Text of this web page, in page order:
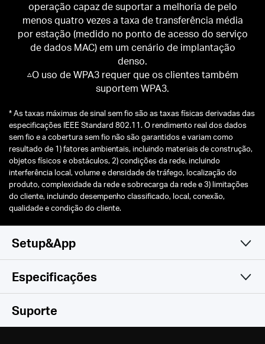
operação capaz de suportar a melhoria de pelo
menos quatro vezes a taxa de transferência média
por estação (medido no ponto de acesso do serviço
de dados MAC) em um cenário de implantação
denso.
△O uso de WPA3 requer que os clientes também
suportem WPA3.
*As taxas máximas de sinal sem fio são as taxas físicas derivadas das
especificações IEEE Standard 802.11. O rendimento real dos dados
sem fio e a cobertura sem fio não são garantidos e variam como
resultado de 1) fatores ambientais, incluindo materiais de construção,
objetos físicos e obstáculos, 2) condições da rede, incluindo
interferência local, volume e densidade de tráfego, localização do
produto, complexidade da rede e sobrecarga da rede e 3) limitações
do cliente, incluindo desempenho classificado, local, conexão,
qualidade e condição do cliente.
Setup&App
Simples e Prático
Especificações
Wireless
Suporte